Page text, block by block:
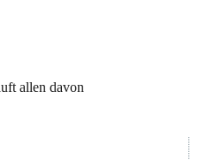
allen davon